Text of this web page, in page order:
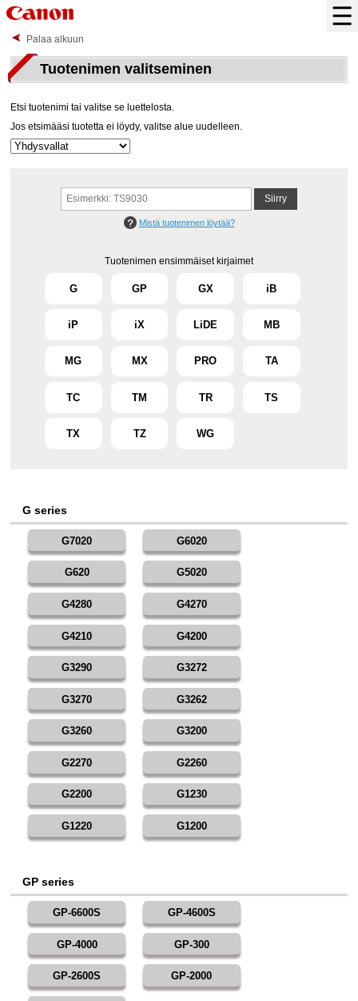
Palaa alkuun
Tuotenimen valitseminen
Etsi tuotenimi tai valitse se luettelosta.
Jos etsimääsi tuotetta ei löydy, valitse alue uudelleen.
Mistä tuotenimen löytää?
Tuotenimen ensimmäiset kirjaimet
G GP GX iB
iP iX LiDE MB
MG MX PRO TA
TC TM TR TS
TX TZ WG
G series
G7020 G6020
G620 G5020
G4280 G4270
G4210 G4200
G3290 G3272
G3270 G3262
G3260 G3200
G2270 G2260
G2200 G1230
G1220 G1200
GP series
GP-6600S GP-4600S
GP-4000 GP-300
GP-2600S GP-2000